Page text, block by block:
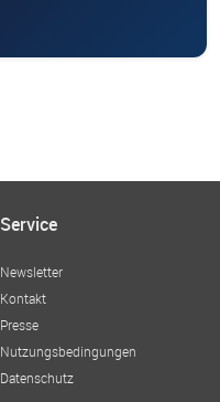
Service
Newsletter
Kontakt
Presse
Nutzungsbedingungen
Datenschutz